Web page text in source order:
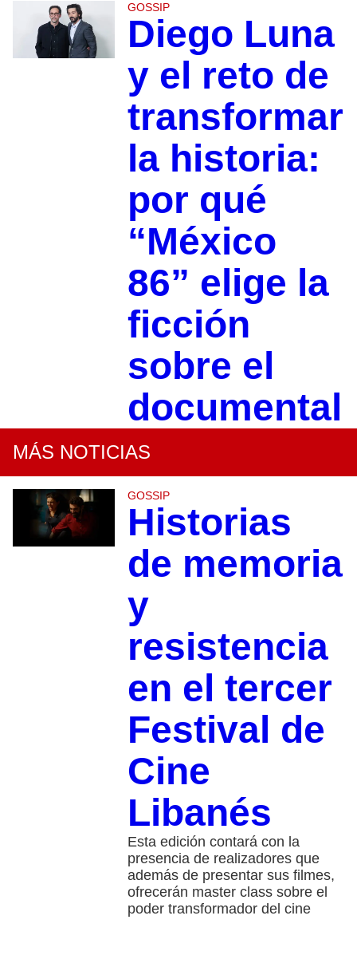
GOSSIP
Diego Luna
y el reto de
transformar
la historia:
por qué
“México
86” elige la
ficción
sobre el
documental
MÁS NOTICIAS
GOSSIP
Historias
de memoria
y
resistencia
en el tercer
Festival de
Cine
Libanés
Esta edición contará con la
presencia de realizadores que
además de presentar sus filmes,
ofrecerán master class sobre el
poder transformador del cine